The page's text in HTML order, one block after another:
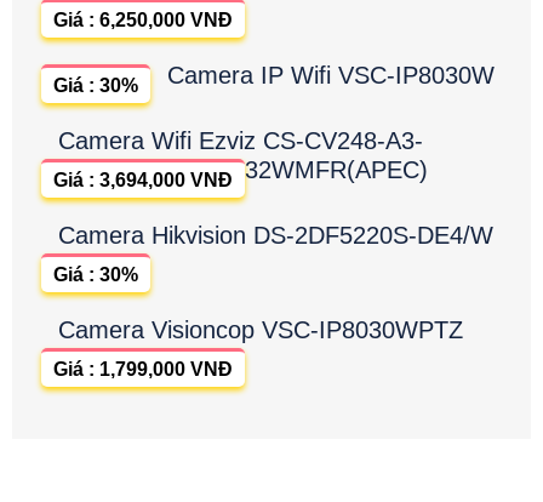
Giá : 6,250,000 VNĐ
Camera IP Wifi VSC-IP8030W
Giá : 30%
Camera Wifi Ezviz CS-CV248-A3-
32WMFR(APEC)
Giá : 3,694,000 VNĐ
Camera Hikvision DS-2DF5220S-DE4/W
Giá : 30%
Camera Visioncop VSC-IP8030WPTZ
Giá : 1,799,000 VNĐ